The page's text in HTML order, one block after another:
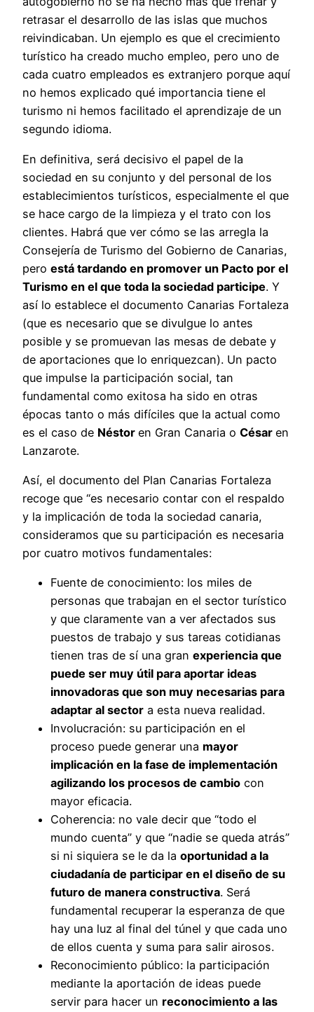
retrasar el desarrollo de las islas que muchos
reivindicaban. Un ejemplo es que el crecimiento
turístico ha creado mucho empleo, pero uno de
cada cuatro empleados es extranjero porque aquí
no hemos explicado qué importancia tiene el
turismo ni hemos facilitado el aprendizaje de un
segundo idioma.
En definitiva, será decisivo el papel de la
sociedad en su conjunto y del personal de los
establecimientos turísticos, especialmente el que
se hace cargo de la limpieza y el trato con los
clientes. Habrá que ver cómo se las arregla la
Consejería de Turismo del Gobierno de Canarias,
pero está tardando en promover un Pacto por el
Turismo en el que toda la sociedad participe. Y
así lo establece el documento Canarias Fortaleza
(que es necesario que se divulgue lo antes
posible y se promuevan las mesas de debate y
de aportaciones que lo enriquezcan). Un pacto
que impulse la participación social, tan
fundamental como exitosa ha sido en otras
épocas tanto o más difíciles que la actual como
es el caso de Néstor en Gran Canaria o César en
Lanzarote.
Así, el documento del Plan Canarias Fortaleza
recoge que “es necesario contar con el respaldo
y la implicación de toda la sociedad canaria,
consideramos que su participación es necesaria
por cuatro motivos fundamentales:
Fuente de conocimiento: los miles de
personas que trabajan en el sector turístico
y que claramente van a ver afectados sus
puestos de trabajo y sus tareas cotidianas
tienen tras de sí una gran experiencia que
puede ser muy útil para aportar ideas
innovadoras que son muy necesarias para
adaptar al sector a esta nueva realidad.
Involucración: su participación en el
proceso puede generar una mayor
implicación en la fase de implementación
agilizando los procesos de cambio con
mayor eficacia.
Coherencia: no vale decir que “todo el
mundo cuenta” y que “nadie se queda atrás”
si ni siquiera se le da la oportunidad a la
ciudadanía de participar en el diseño de su
futuro de manera constructiva. Será
fundamental recuperar la esperanza de que
hay una luz al final del túnel y que cada uno
de ellos cuenta y suma para salir airosos.
Reconocimiento público: la participación
mediante la aportación de ideas puede
servir para hacer un reconocimiento a las